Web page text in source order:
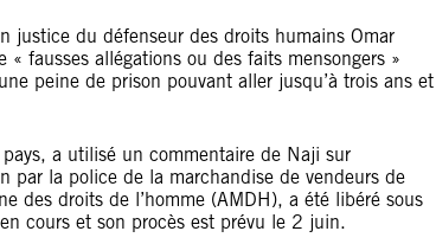
justice du défenseur des droits humains Omar
fausses allégations ou des faits mensongers »
peine de prison pouvant aller jusqu’à trois ans et
a utilisé un commentaire de Naji sur
la police de la marchandise de vendeurs de
des droits de l’homme (AMDH), a été libéré sous
cours et son procès est prévu le 2 juin.